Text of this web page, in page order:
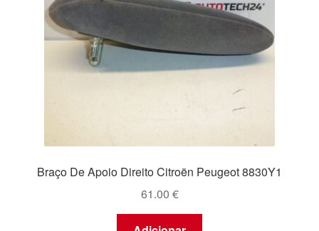
Braço De Apoio Direito Citroën Peugeot 8830Y1
61.00 €